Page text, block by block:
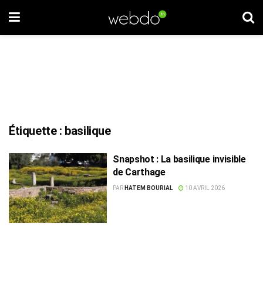
Étiquette : basilique
Snapshot : La basilique invisible
de Carthage
PAR HATEM BOURIAL 10 AVRIL 2026